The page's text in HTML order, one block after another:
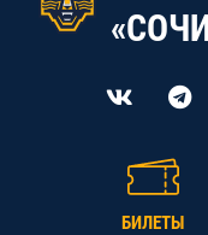
БИЛЕТЫ